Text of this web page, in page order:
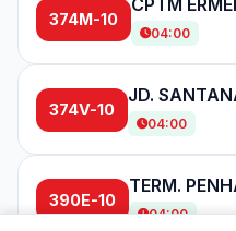
374M-10
04:00
374V-10
04:00
390E-10
04:00